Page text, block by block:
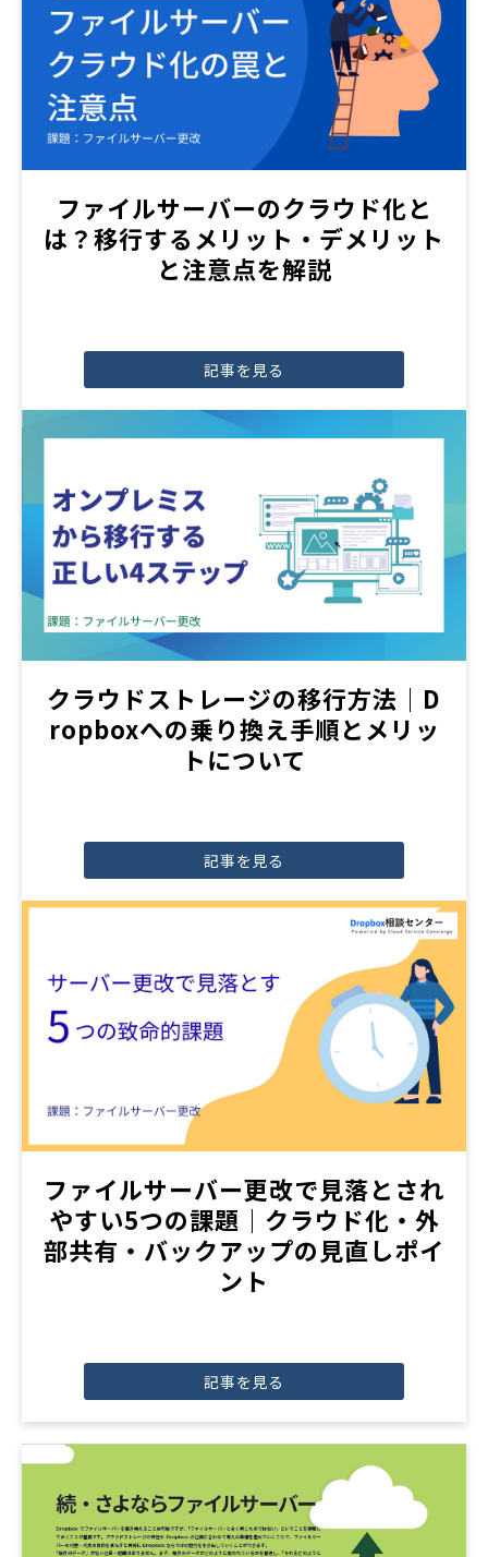
ファイルサーバーのクラウド化と
は？移行するメリット・デメリット
と注意点を解説
記事を見る
クラウドストレージの移行方法｜D
ropboxへの乗り換え手順とメリッ
トについて
記事を見る
ファイルサーバー更改で見落とされ
やすい5つの課題｜クラウド化・外
部共有・バックアップの見直しポイ
ント
記事を見る